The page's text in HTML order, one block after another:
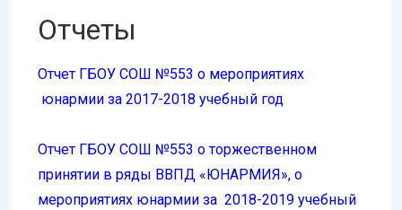
Отчеты
Отчет ГБОУ СОШ №553 о мероприятиях
юнармии за 2017-2018 учебный год
Отчет ГБОУ СОШ №553 о торжественном
принятии в ряды ВВПД «ЮНАРМИЯ», о
мероприятиях юнармии за 2018-2019 учебный